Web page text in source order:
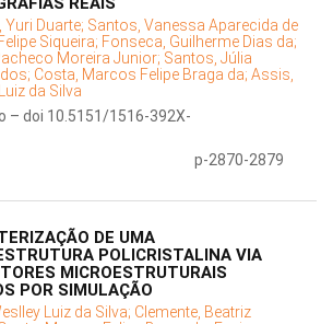
Yuri Duarte; Santos, Vanessa Aparecida de
Felipe Siqueira; Fonseca, Guilherme Dias da;
Moreira Junior; Santos, Júlia
Costa, Marcos Felipe Braga da; Assis,
da Silva
– doi 10.5151/1516-392X-
p-2870-2879
DE UMA
POLICRISTALINA VIA
MICROESTRUTURAIS
POR SIMULAÇÃO
Luiz da Silva; Clemente, Beatriz